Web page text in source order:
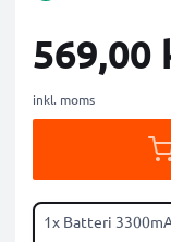
569,00
inkl. moms
1x Batteri